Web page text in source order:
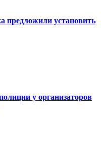
предложили установить
у организаторов